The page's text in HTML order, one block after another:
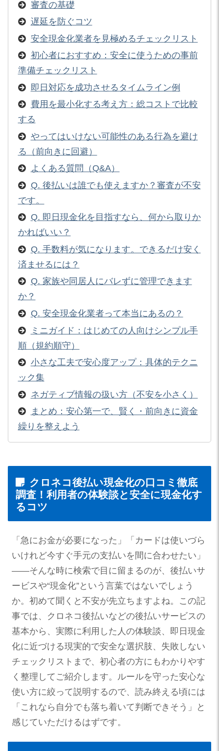
審査の基礎
遅延を防ぐコツ
安全現金化業者を見極めるチェックリスト
初心者におすすめ：安全に使うための事前
準備チェックリスト
即日対応を成功させるタイムライン例
費用を最小化する考え方：総コストで比較
する
やってはいけない可能性のある行為を避け
る（前向きに回避）
よくある質問（Q&A）
Q. 後払いは誰でも使えますか？審査が不安
です。
Q. 即日現金化を目指すなら、何から取りか
かればいい？
Q. 手数料が気になります。できるだけ安く
済ませるには？
Q. 家族や同居人にバレずに管理できます
か？
Q. 安全現金化業者って本当にあるの？
ミニガイド：はじめての人向けシンプル手
順（規約順守）
小さな工夫で安心度アップ：具体的テクニ
ック集
ネガティブ情報の扱い方（不安を小さく）
まとめ：安心第一で、賢く・前向きに資金
繰りを整えよう
クロネコ後払い現金化の口コミ徹底
調査！利用者の体験談と安全に現金化す
るコツ
「急にお金が必要になった」「カードは使いづら
いけれど今すぐ手元の支払いを間に合わせたい」
——そんな時に検索で目に留まるのが、後払いサ
ービスや“現金化”という言葉ではないでしょう
か。初めて聞くと不安が先立ちますよね。この記
事では、クロネコ後払いなどの後払いサービスの
基本から、実際に利用した人の体験談、即日現金
化に近づける現実的で安全な選択肢、失敗しない
チェックリストまで、初心者の方にもわかりやす
く整理してご紹介します。ルールを守った安心な
使い方に絞って説明するので、読み終える頃には
「これなら自分でも落ち着いて判断できそう」と
感じていただけるはずです。